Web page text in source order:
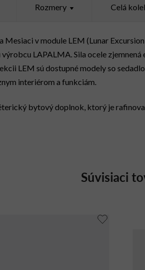
Rozmery Celá
Mesiaci v module LEM (Lunar
LAPALMA.Sila ocele
LEM sú dostupné modely so
interiérom a funkciám.
bytový doplnok, ktorý je
Súvisiaci